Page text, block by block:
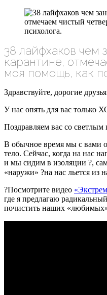
38 лайфхаков чем
карантине,
моя помощь, как
Здравствуйте, дорогие
У нас опять для вас
Поздравляем вас со
В обычное время мы с вами
тело. Сейчас, когда на нас
и мы сидим в изоляции ?,
«наружи» ?на нас льется
?Посмотрите видео
где я предлагаю
почистить наших